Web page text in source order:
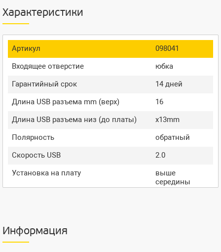
Характеристики
Артикул
098041
Входящее отверстие
юбка
Гарантийный срок
14 дней
Длина USB разъема mm (верх)
16
Длина USB разъема низ (до платы)
x13mm
Полярность
обратный
Скорость USB
2.0
Установка на плату
выше
середины
Информация